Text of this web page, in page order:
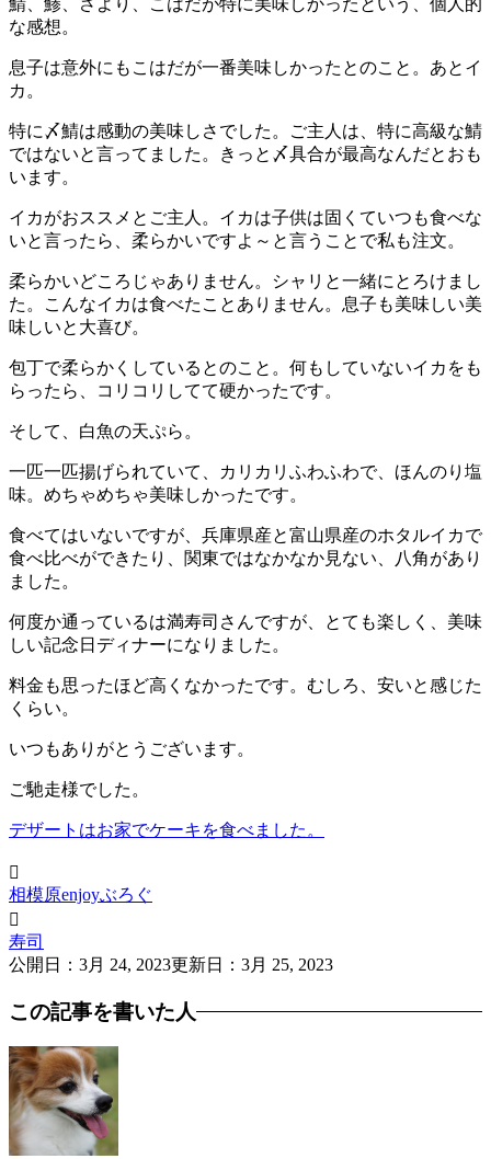
な感想。
息子は意外にもこはだが一番美味しかったとのこと。あとイ
カ。
特に〆鯖は感動の美味しさでした。ご主人は、特に高級な鯖
ではないと言ってました。きっと〆具合が最高なんだとおも
います。
イカがおススメとご主人。イカは子供は固くていつも食べな
いと言ったら、柔らかいですよ～と言うことで私も注文。
柔らかいどころじゃありません。シャリと一緒にとろけまし
た。こんなイカは食べたことありません。息子も美味しい美
味しいと大喜び。
包丁で柔らかくしているとのこと。何もしていないイカをも
らったら、コリコリしてて硬かったです。
そして、白魚の天ぷら。
一匹一匹揚げられていて、カリカリふわふわで、ほんのり塩
味。めちゃめちゃ美味しかったです。
食べてはいないですが、兵庫県産と富山県産のホタルイカで
食べ比べができたり、関東ではなかなか見ない、八角があり
ました。
何度か通っているは満寿司さんですが、とても楽しく、美味
しい記念日ディナーになりました。
料金も思ったほど高くなかったです。むしろ、安いと感じた
くらい。
いつもありがとうございます。
ご馳走様でした。
デザートはお家でケーキを食べました。

相模原enjoyぶろぐ

寿司
公開日： 3月 24, 2023更新日： 3月 25, 2023
この記事を書いた人